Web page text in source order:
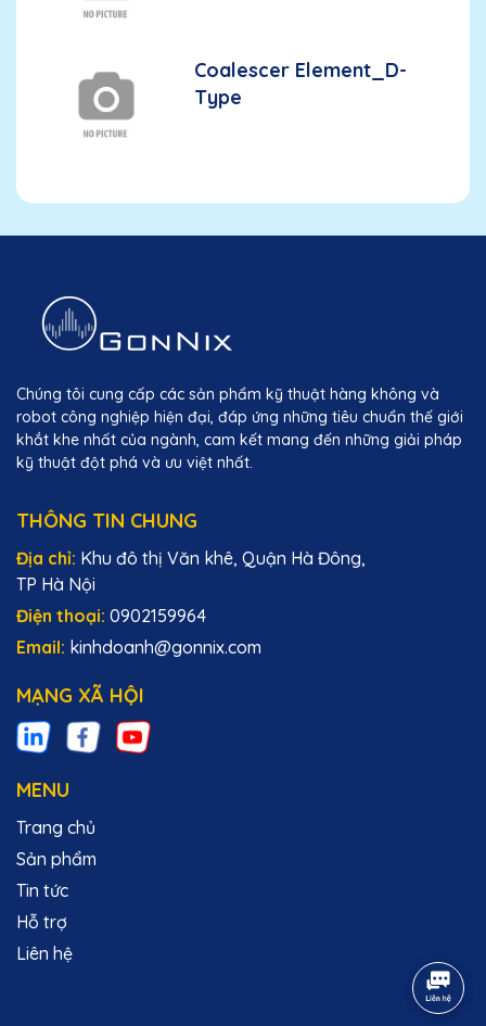
Coalescer Element_D-
Type
Chúng tôi cung cấp các sản phẩm kỹ thuật hàng không và
robot công nghiệp hiện đại, đáp ứng những tiêu chuẩn thế giới
khắt khe nhất của ngành, cam kết mang đến những giải pháp
kỹ thuật đột phá và ưu việt nhất.
THÔNG TIN CHUNG
Địa chỉ: Khu đô thị Văn khê, Quận Hà Đông,
TP Hà Nội
Điện thoại: 0902159964
Email: kinhdoanh@gonnix.com
MẠNG XÃ HỘI
MENU
Trang chủ
Sản phẩm
Tin tức
Hỗ trợ
Liên hệ